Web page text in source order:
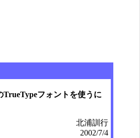
TrueTypeフォントを使うに
北浦訓行
2002/7/4